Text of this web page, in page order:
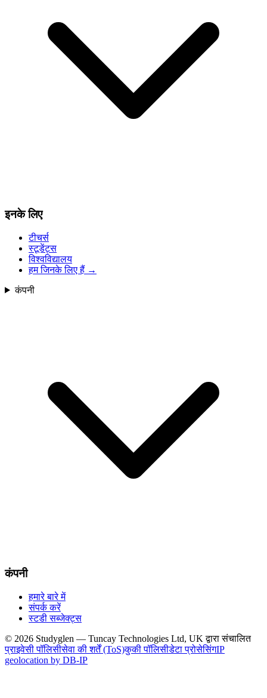
इनके लिए
टीचर्स
स्टूडेंट्स
विश्वविद्यालय
हम जिनके लिए हैं →
कंपनी
कंपनी
हमारे बारे में
संपर्क करें
स्टडी सब्जेक्ट्स
© 2026 Studyglen — Tuncay Technologies Ltd, UK द्वारा संचालित
प्राइवेसी पॉलिसीसेवा की शर्तें (ToS)कुकी पॉलिसीडेटा प्रोसेसिंगIP
geolocation by DB-IP